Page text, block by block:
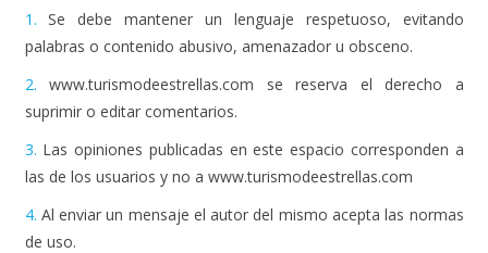
1. Se debe mantener un lenguaje respetuoso, evitando
palabras o contenido abusivo, amenazador u obsceno.
2. www.turismodeestrellas.com se reserva el derecho a
suprimir o editar comentarios.
3. Las opiniones publicadas en este espacio corresponden a
las de los usuarios y no a www.turismodeestrellas.com
4. Al enviar un mensaje el autor del mismo acepta las normas
de uso.